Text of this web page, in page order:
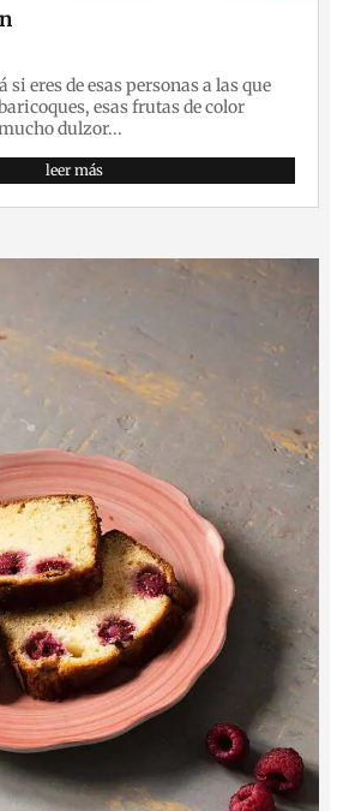
si eres de esas personas a las que
esas frutas de color
dulzor...
leer más